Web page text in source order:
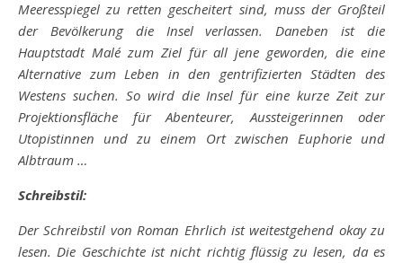
Meeresspiegel zu retten gescheitert sind, muss der Großteil
der Bevölkerung die Insel verlassen. Daneben ist die
Hauptstadt Malé zum Ziel für all jene geworden, die eine
Alternative zum Leben in den gentrifizierten Städten des
Westens suchen. So wird die Insel für eine kurze Zeit zur
Projektionsfläche für Abenteurer, Aussteigerinnen oder
Utopistinnen und zu einem Ort zwischen Euphorie und
Albtraum …
Schreibstil:
Der Schreibstil von Roman Ehrlich ist weitestgehend okay zu
lesen. Die Geschichte ist nicht richtig flüssig zu lesen, da es